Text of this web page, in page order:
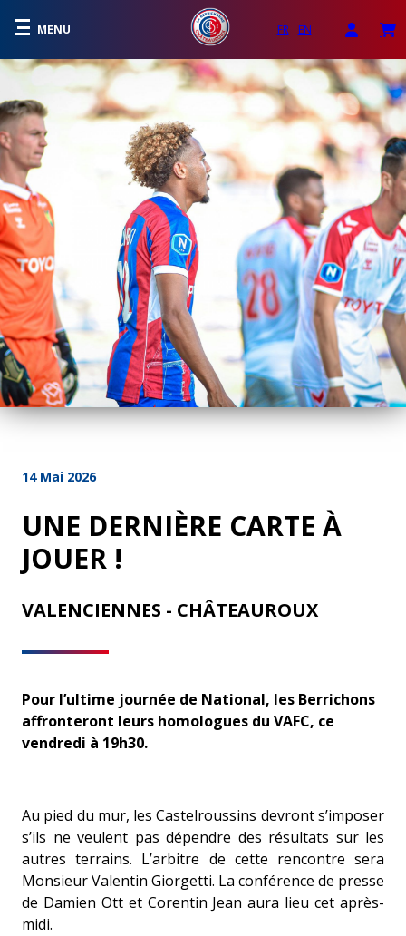
MENU FR EN
14 Mai 2026
UNE DERNIÈRE CARTE À
JOUER !
VALENCIENNES - CHÂTEAUROUX
Pour l’ultime journée de National, les Berrichons
affronteront leurs homologues du VAFC, ce
vendredi à 19h30.
Au pied du mur, les Castelroussins devront s’imposer
s’ils ne veulent pas dépendre des résultats sur les
autres terrains. L’arbitre de cette rencontre sera
Monsieur Valentin Giorgetti. La conférence de presse
de Damien Ott et Corentin Jean aura lieu cet après-
midi.